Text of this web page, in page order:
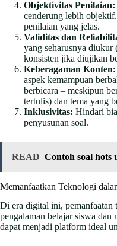
Objektivitas Penilaian:
cenderung lebih
penilaian yang jelas.
Validitas dan
yang seharusnya diukur
konsisten jika diujikan
Keberagaman Konten:
aspek kemampuan
berbicara – meskipun
tertulis) dan tema yang
Inklusivitas: Hindari
penyusunan soal.
READ Contoh soal hots
Memanfaatkan Teknologi
Di era digital ini, pemanfaatan
pengalaman belajar siswa dan
dapat menjadi platform ideal